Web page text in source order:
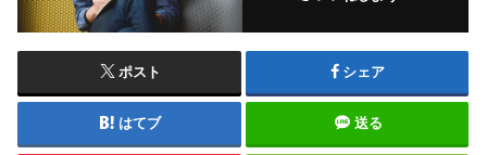
ポスト シェア
はてブ 送る